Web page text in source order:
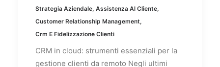
Strategia Aziendale, Assistenza Al Cliente,
Customer Relationship Management,
Crm E Fidelizzazione Clienti
CRM in cloud: strumenti essenziali per la
gestione clienti da remoto Negli ultimi